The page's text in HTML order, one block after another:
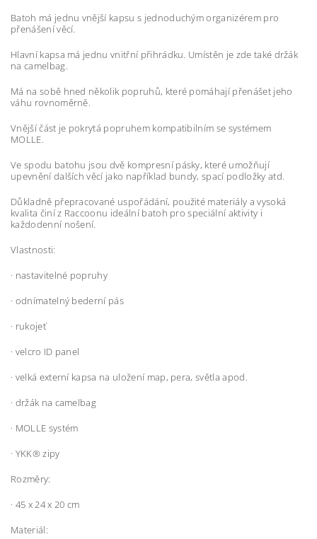
Batoh má jednu vnější kapsu s jednoduchým organizérem pro
přenášení věcí.
Hlavní kapsa má jednu vnitřní přihrádku. Umístěn je zde také držák
na camelbag.
Má na sobě hned několik popruhů, které pomáhají přenášet jeho
váhu rovnoměrně.
Vnější část je pokrytá popruhem kompatibilním se systémem
MOLLE.
Ve spodu batohu jsou dvě kompresní pásky, které umožňují
upevnění dalších věcí jako například bundy, spací podložky atd.
Důkladně přepracované uspořádání, použité materiály a vysoká
kvalita činí z Raccoonu ideální batoh pro speciální aktivity i
každodenní nošení.
Vlastnosti:
· nastavitelné popruhy
· odnímatelný bederní pás
· rukojeť
· velcro ID panel
· velká externí kapsa na uložení map, pera, světla apod.
· držák na camelbag
· MOLLE systém
· YKK® zipy
Rozměry:
· 45 x 24 x 20 cm
Materiál: